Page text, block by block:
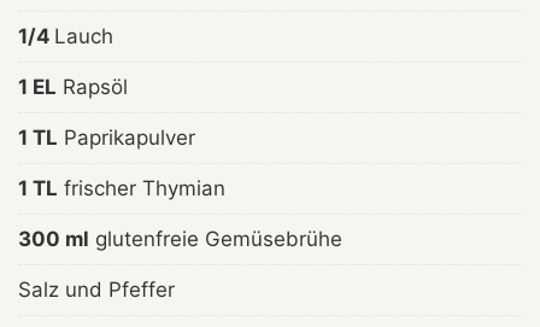
1/4 Lauch
1 EL Rapsöl
1 TL Paprikapulver
1 TL frischer Thymian
300 ml glutenfreie Gemüsebrühe
Salz und Pfeffer